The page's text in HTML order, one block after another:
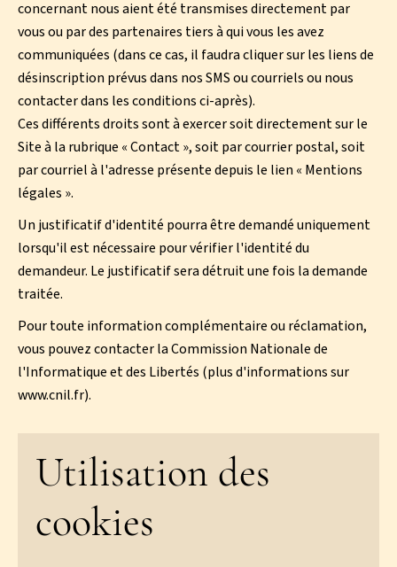
concernant nous aient été transmises directement par
vous ou par des partenaires tiers à qui vous les avez
communiquées (dans ce cas, il faudra cliquer sur les liens de
désinscription prévus dans nos SMS ou courriels ou nous
contacter dans les conditions ci-après).
Ces différents droits sont à exercer soit directement sur le
Site à la rubrique « Contact », soit par courrier postal, soit
par courriel à l'adresse présente depuis le lien « Mentions
légales ».
Un justificatif d'identité pourra être demandé uniquement
lorsqu'il est nécessaire pour vérifier l'identité du
demandeur. Le justificatif sera détruit une fois la demande
traitée.
Pour toute information complémentaire ou réclamation,
vous pouvez contacter la Commission Nationale de
l'Informatique et des Libertés (plus d'informations sur
www.cnil.fr).
Utilisation des
cookies